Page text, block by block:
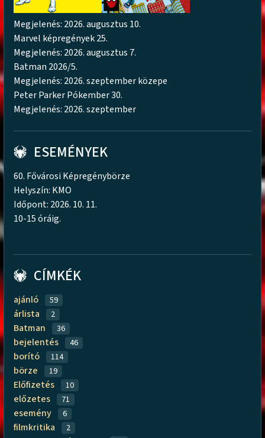
Megjelenés: 2026. augusztus 10.
Marvel képregények 25.
Megjelenés: 2026. augusztus 7.
Batman 2026/5.
Megjelenés: 2026. szeptember közepe
Peter Parker Pókember 30.
Megjelenés: 2026. szeptember
ESEMÉNYEK
60. Fővárosi Képregénybörze
Helyszín: KMO
Időpont: 2026. 10. 11.
10-15 óráig.
CÍMKÉK
ajánló 59
árlista 2
Batman 36
bejelentés 46
borító 114
börze 19
Előfizetés 10
előzetes 71
esemény 6
filmkritika 2